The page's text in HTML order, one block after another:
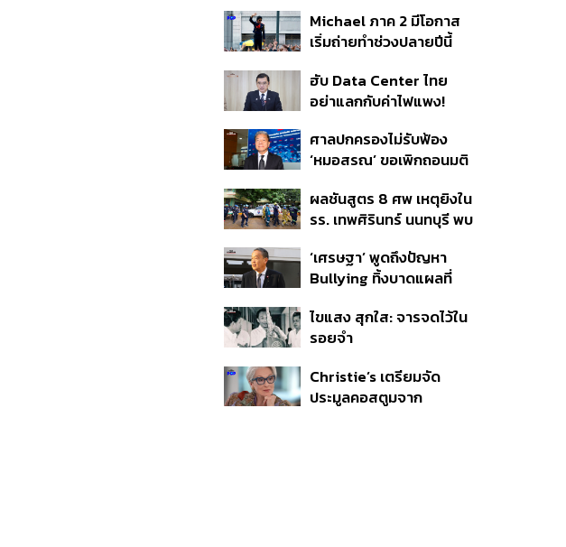
เท่าเดิม เน็ตบ้านโตแรงสุด
7.9%
Michael ภาค 2 มีโอกาส
เริ่มถ่ายทำช่วงปลายปีนี้
ฮับ Data Center ไทย
อย่าแลกกับค่าไฟแพง!
รัฐต้องคุมต้นทุนน้ำ-ไฟ
ศาลปกครองไม่รับฟ้อง
‘หมอสรณ’ ขอเพิกถอนมติ
เดือดร้อนเสียหาย
ผลชันสูตร 8 ศพ เหตุยิงใน
รร. เทพศิรินทร์ นนทบุรี พบ
‘ศีรษะ-หน้าอก’ ครูถูกยิง 4
นัด จากระยะไกล
‘เศรษฐา’ พูดถึงปัญหา
Bullying ทิ้งบาดแผลที่
รับฟัง-ช่วยเด็กให้เร็ว
ไขแสง สุกใส: จารจดไว้ใน
รอยจำ
Christie’s เตรียมจัด
ประมูลคอสตูมจาก